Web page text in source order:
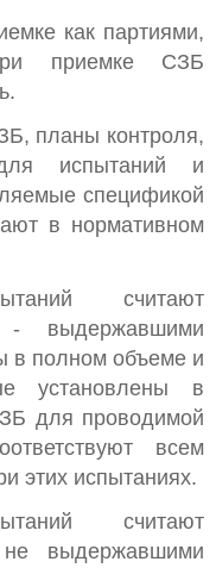
как партиями,
приемке СЗБ
планы контроля,
испытаний и
спецификой
в нормативном
считают
выдержавшими
в полном объеме и
установлены в
для проводимой
всем
этих испытаниях.
считают
выдержавшими